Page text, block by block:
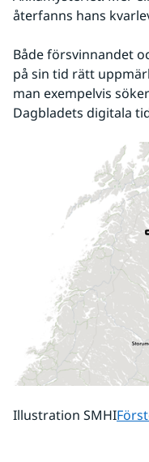
återfanns hans
Både försvinnandet
på sin tid rätt
man exempelvis
Dagbladets digitala
Illustration SMHI